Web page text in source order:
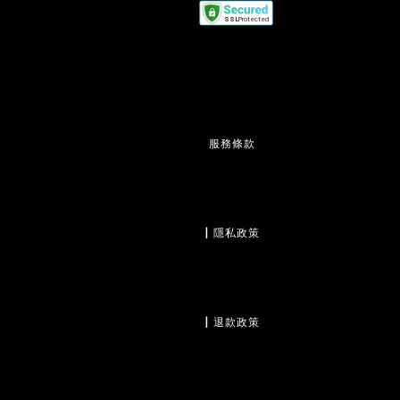
服務條款
隱私政策
退款政策